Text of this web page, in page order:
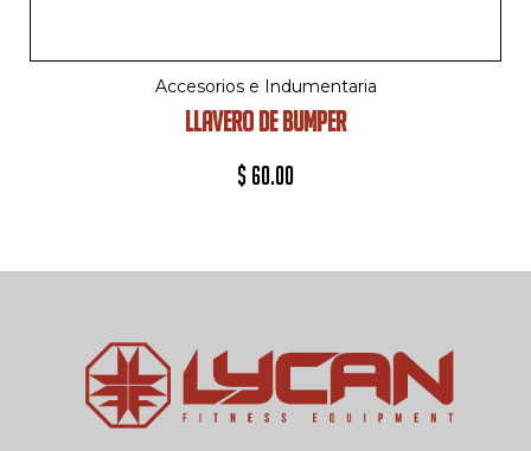
Accesorios e Indumentaria
LLAVERO DE BUMPER
$ 60.00